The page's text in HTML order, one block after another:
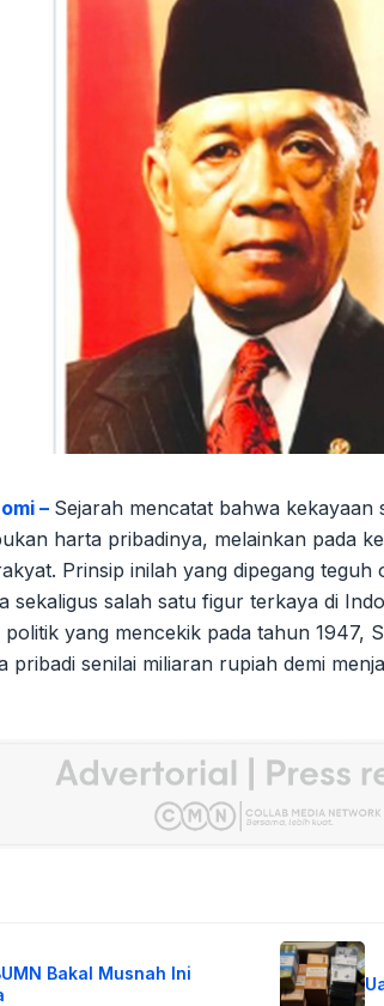
– Sejarah mencatat bahwa kekayaan
harta pribadinya, melainkan pada
Prinsip inilah yang dipegang
sekaligus salah satu figur terkaya di
yang mencekik pada tahun 1947,
pribadi senilai miliaran rupiah demi
Bakal Musnah Ini